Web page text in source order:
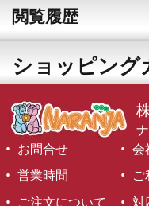
閲覧履歴
ショッピング
お問合せ
会
営業時間
ご注文について
対